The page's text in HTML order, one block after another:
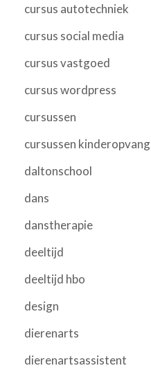
cursus autotechniek
cursus social media
cursus vastgoed
cursus wordpress
cursussen
cursussen kinderopvang
daltonschool
dans
danstherapie
deeltijd
deeltijd hbo
design
dierenarts
dierenartsassistent